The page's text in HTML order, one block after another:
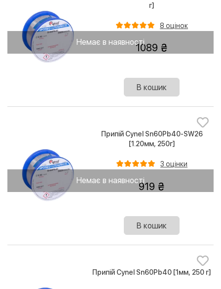
Немає в наявності
г]
8 оцінок
1089
В кошик
Немає в наявності
Припій Cynel Sn60Pb40-SW26
[1.20мм, 250г]
3 оцінки
919
В кошик
Припій Cynel Sn60Pb40 [1мм, 250 г]